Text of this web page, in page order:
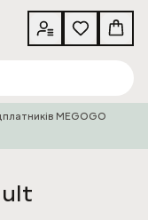
MEGOGO